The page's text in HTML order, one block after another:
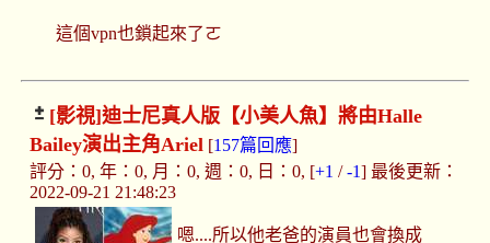
這個vpn也鎖起來了ㄛ
[影視]迪士尼真人版【小美人魚】將由Halle
Bailey演出主角Ariel [157篇回應]
評分：0, 年：0, 月：0, 週：0, 日：0, [+1 /-1] 最後更新：
2022-09-21 21:48:23
嗯....所以他老爸的演員也會換成